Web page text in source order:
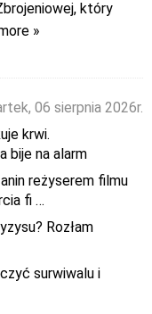
który
»
06 sierpnia 2026r.
krwi.
bije na alarm
reżyserem filmu
fi …
Rozłam
surwiwalu i